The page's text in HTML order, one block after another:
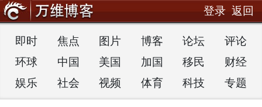
登录 返回
即时 焦点 图片 博客 论坛
评论
环球
中国 美国 加国 移民
财经
娱乐
社会 视频 体育 科技 专题